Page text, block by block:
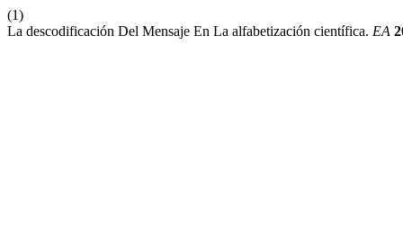
(1)
La descodificación Del Mensaje En La alfabetización científica. EA